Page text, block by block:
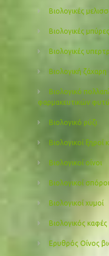
Βιολογικές
Βιολογικές μπύρες
Βιολογικές
Βιολογική ζάχαρη
Βιολογικό
φαρμακευτικών
Βιολογικό ρύζι
Βιολογικοί ξηροί
Βιολογικοί οίνοι
Βιολογικοί σπόροι
Βιολογικοί χυμοί
Βιολογικός καφές
Ερυθρός Οίνος